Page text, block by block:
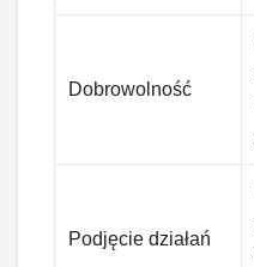
Dobrowolność
Podjęcie działań